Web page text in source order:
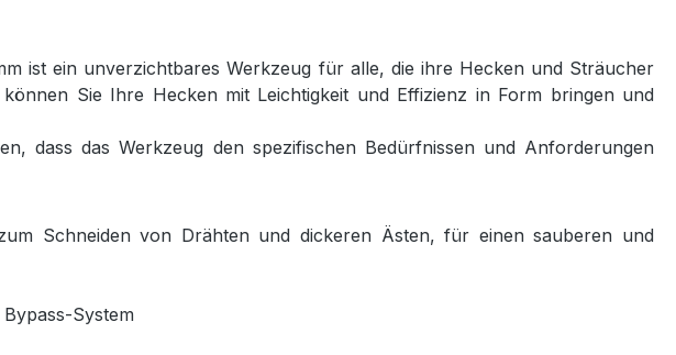
ist ein unverzichtbares Werkzeug für alle, die ihre Hecken und Sträucher
Sie Ihre Hecken mit Leichtigkeit und Effizienz in Form bringen und
dass das Werkzeug den spezifischen Bedürfnissen und Anforderungen
Schneiden von Drähten und dickeren Ästen, für einen sauberen und
System